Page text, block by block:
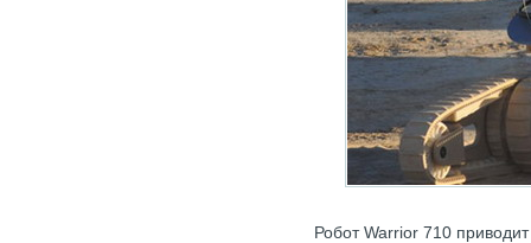
Робот Warrior 710